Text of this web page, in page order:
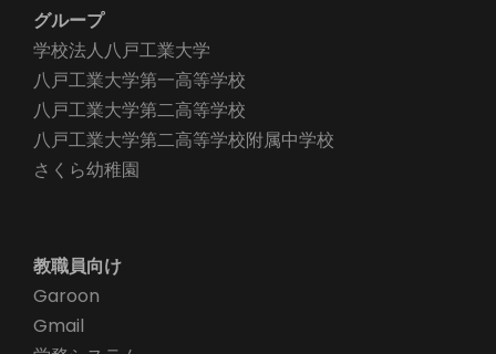
グループ
学校法人八戸工業大学
八戸工業大学第一高等学校
八戸工業大学第二高等学校
八戸工業大学第二高等学校附属中学校
さくら幼稚園
教職員向け
Garoon
Gmail